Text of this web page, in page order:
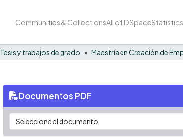
Communities & CollectionsAll of DSpaceStatistics
Tesis y trabajos de grado
Documentos PDF